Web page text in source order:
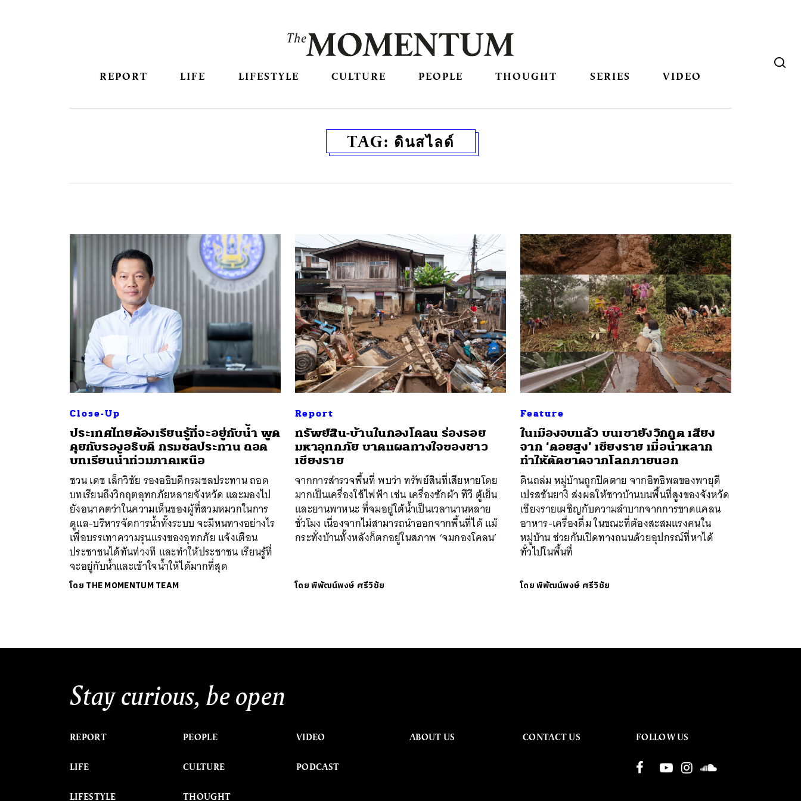
REPORT LIFE LIFESTYLE CULTURE PEOPLE THOUGHT SERIES VIDEO
TAG: ดินสไลด์
Close-Up
ประเทศไทยต้องเรียนรู้ที่จะอยู่กับน้ำ พูด
คุยกับรองอธิบดี กรมชลประทาน ถอด
บทเรียนน้ำท่วมภาคเหนือ
ชวน เดช เล็กวิชัย รองอธิบดีกรมชลประทาน ถอด
บทเรียนถึงวิกฤตอุทกภัยหลายจังหวัด และมองไป
ยังอนาคตว่าในความเห็นของผู้ที่สวมหมวกในการ
ดูแล-บริหารจัดการน้ำทั้งระบบ จะมีหนทางอย่างไร
เพื่อบรรเทาความรุนแรงของอุทกภัย แจ้งเตือน
ประชาชนได้ทันท่วงที และทำให้ประชาชน เรียนรู้ที่
จะอยู่กับน้ำและเข้าใจน้ำให้ได้มากที่สุด
โดย THE MOMENTUM TEAM
Report
ทรัพย์สิน-บ้านในกองโคลน ร่องรอย
มหาอุทกภัย บาดแผลทางใจของชาว
เชียงราย
จากการสำรวจพื้นที่ พบว่า ทรัพย์สินที่เสียหายโดย
มากเป็นเครื่องใช้ไฟฟ้า เช่น เครื่องซักผ้า ทีวี ตู้เย็น
และยานพาหนะ ที่จมอยู่ใต้น้ำเป็นเวลานานหลาย
ชั่วโมง เนื่องจากไม่สามารถนำออกจากพื้นที่ได้ แม้
กระทั่งบ้านทั้งหลังก็ตกอยู่ในสภาพ ‘จมกองโคลน’
โดยพิพัฒน์พงษ์ ศรีวิชัย
Feature
ในเมืองจบแล้ว บนเขายังวิกฤต เสียง
จาก ‘ดอยสูง’ เชียงราย เมื่อน้ำหลาก
ทำให้ตัดขาดจากโลกภายนอก
ดินถล่ม หมู่บ้านถูกปิดตาย จากอิทธิพลของพายุดี
เปรสชันยางิ ส่งผลให้ชาวบ้านบนพื้นที่สูงของจังหวัด
เชียงรายเผชิญกับความลำบากจากการขาดแคลน
อาหาร-เครื่องดื่ม ในขณะที่ต้องสะสมแรงคนใน
หมู่บ้าน ช่วยกันเปิดทางถนนด้วยอุปกรณ์ที่หาได้
ทั่วไปในพื้นที่
โดยพิพัฒน์พงษ์ ศรีวิชัย
Stay curious, be open
REPORT
LIFE
LIFESTYLE
PEOPLE
CULTURE
THOUGHT
VIDEO
PODCAST
ABOUT US CONTACT US FOLLOW US
SHARE TWEET LINE EMAIL